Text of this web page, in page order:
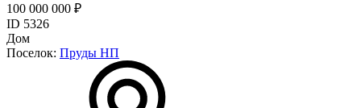
100 000 000 ₽
ID 5326
Дом
Поселок: Пруды НП